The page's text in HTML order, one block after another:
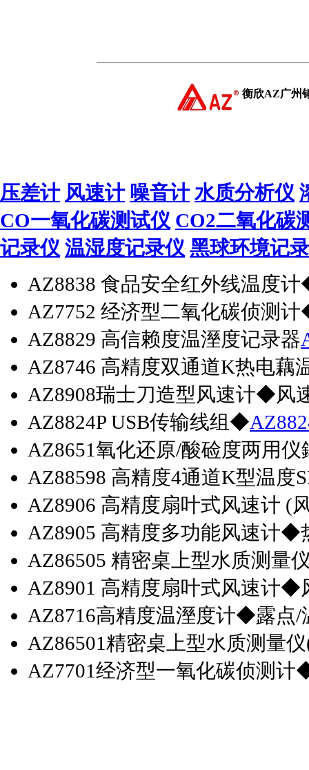
衡欣AZ广州
压差计 风速计 噪音计 水质分析仪
CO一氧化碳测试仪 CO2二氧化碳
记录仪 温湿度记录仪 黑球环境记
AZ8838 食品安全红外线温度
AZ7752 经济型二氧化碳侦测
AZ8829 高信赖度温溼度记录器
AZ8746 高精度双通道K热电
AZ8908瑞士刀造型风速计◆风
AZ8824P USB传输线组◆
AZ8651氧化还原/酸硷度两用
AZ88598 高精度4通道K型温
AZ8906 高精度扇叶式风速计 (
AZ8905 高精度多功能风速计
AZ86505 精密桌上型水质测量
AZ8901 高精度扇叶式风速计
AZ8716高精度温溼度计◆露点
AZ86501精密桌上型水质测量
AZ7701经济型一氧化碳侦测